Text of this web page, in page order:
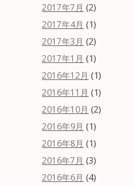
2017年7月 (2)
2017年4月 (1)
2017年3月 (2)
2017年1月 (1)
2016年12月 (1)
2016年11月 (1)
2016年10月 (2)
2016年9月 (1)
2016年8月 (1)
2016年7月 (3)
2016年6月 (4)